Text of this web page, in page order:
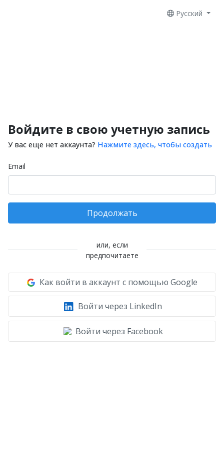
Русский
Войдите в свою учетную запись
У вас еще нет аккаунта? Нажмите здесь, чтобы создать
Email
Продолжать
или, если
предпочитаете
Как войти в аккаунт с помощью Google
Войти через LinkedIn
Войти через Facebook